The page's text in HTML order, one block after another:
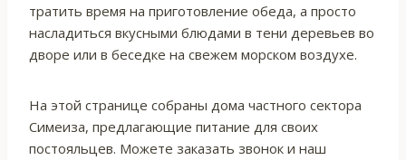
тратить время на приготовление обеда, а просто
насладиться вкусными блюдами в тени деревьев во
дворе или в беседке на свежем морском воздухе.
На этой странице собраны дома частного сектора
Симеиза, предлагающие питание для своих
постояльцев. Можете заказать звонок и наш